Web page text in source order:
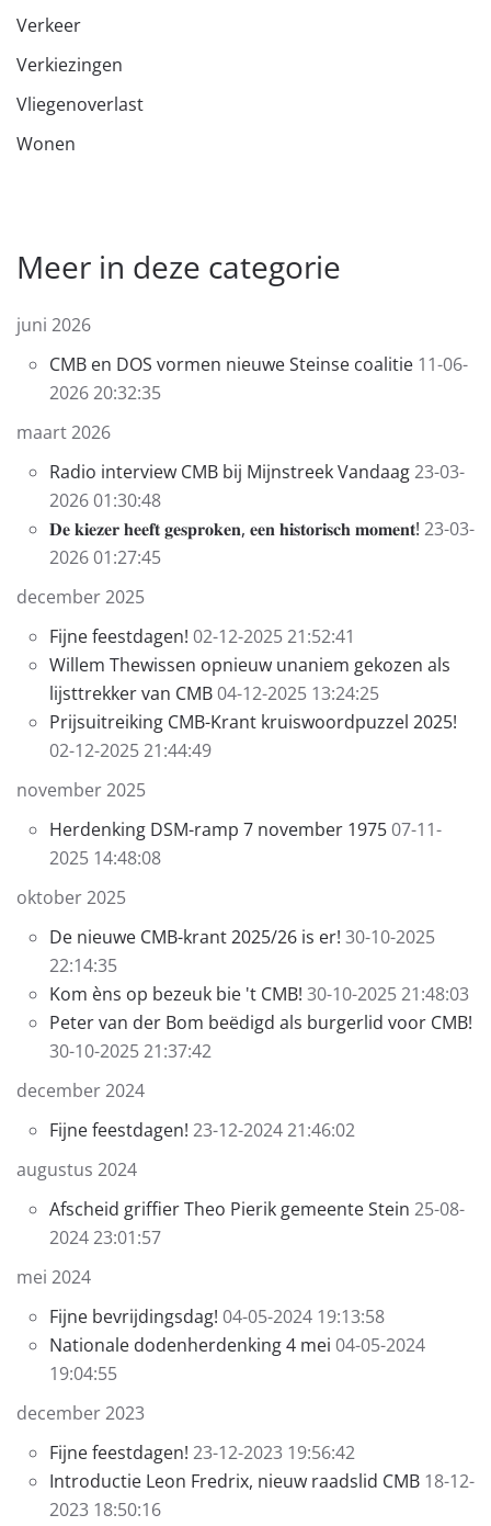
Verkeer
Verkiezingen
Vliegenoverlast
Wonen
Meer in deze categorie
juni 2026
CMB en DOS vormen nieuwe Steinse coalitie 11-06-
2026 20:32:35
maart 2026
Radio interview CMB bij Mijnstreek Vandaag23-03-
2026 01:30:48
𝐃𝐞 𝐤𝐢𝐞𝐳𝐞𝐫 𝐡𝐞𝐞𝐟𝐭 𝐠𝐞𝐬𝐩𝐫𝐨𝐤𝐞𝐧, 𝐞𝐞𝐧 𝐡𝐢𝐬𝐭𝐨𝐫𝐢𝐬𝐜𝐡 𝐦𝐨𝐦𝐞𝐧𝐭! 23-03-
2026 01:27:45
december 2025
Fijne feestdagen! 02-12-2025 21:52:41
Willem Thewissen opnieuw unaniem gekozen als
lijsttrekker van CMB04-12-2025 13:24:25
Prijsuitreiking CMB-Krant kruiswoordpuzzel 2025!
02-12-2025 21:44:49
november 2025
Herdenking DSM-ramp 7 november 197507-11-
2025 14:48:08
oktober 2025
De nieuwe CMB-krant 2025/26 is er! 30-10-2025
22:14:35
Kom èns op bezeuk bie 't CMB! 30-10-2025 21:48:03
Peter van der Bom beëdigd als burgerlid voor CMB!
30-10-2025 21:37:42
december 2024
Fijne feestdagen! 23-12-2024 21:46:02
augustus 2024
Afscheid griffier Theo Pierik gemeente Stein 25-08-
2024 23:01:57
mei 2024
Fijne bevrijdingsdag! 04-05-2024 19:13:58
Nationale dodenherdenking 4 mei 04-05-2024
19:04:55
december 2023
Fijne feestdagen! 23-12-2023 19:56:42
Introductie Leon Fredrix, nieuw raadslid CMB 18-12-
2023 18:50:16